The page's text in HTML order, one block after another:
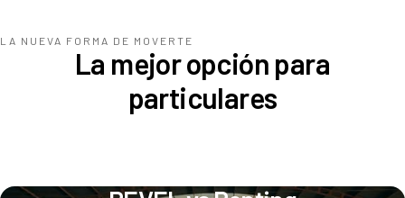
LA NUEVA FORMA DE MOVERTE
La mejor opción para
particulares